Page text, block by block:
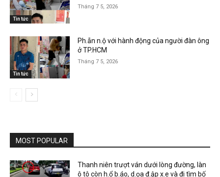
Tin tức
Tháng 7 5, 2026
Tin tức
Ph.ẫn n.ộ với hành động của người đàn ông
ở TP.HCM
Tháng 7 5, 2026
MOST POPULAR
Thanh niên trượt ván dưới lòng đường, làn
ô tô còn h.ổ b.áo, d.ọa đ.ập x.e và đi tìm bố